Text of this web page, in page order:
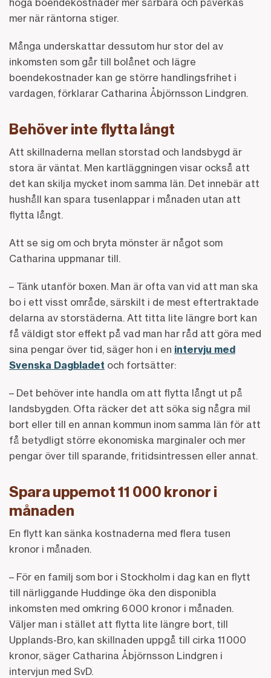
mer när räntorna stiger.
Många underskattar dessutom hur stor del av
inkomsten som går till bolånet och lägre
boendekostnader kan ge större handlingsfrihet i
vardagen, förklarar Catharina Åbjörnsson Lindgren.
Behöver inte flytta långt
Att skillnaderna mellan storstad och landsbygd är
stora är väntat. Men kartläggningen visar också att
det kan skilja mycket inom samma län. Det innebär att
hushåll kan spara tusenlappar i månaden utan att
flytta långt.
Att se sig om och bryta mönster är något som
Catharina uppmanar till.
– Tänk utanför boxen. Man är ofta van vid att man ska
bo i ett visst område, särskilt i de mest eftertraktade
delarna av storstäderna. Att titta lite längre bort kan
få väldigt stor effekt på vad man har råd att göra med
sina pengar över tid, säger hon i en intervju med
Svenska Dagbladet och fortsätter:
– Det behöver inte handla om att flytta långt ut på
landsbygden. Ofta räcker det att söka sig några mil
bort eller till en annan kommun inom samma län för att
få betydligt större ekonomiska marginaler och mer
pengar över till sparande, fritidsintressen eller annat.
Spara uppemot 11 000 kronor i
månaden
En flytt kan sänka kostnaderna med flera tusen
kronor i månaden.
– För en familj som bor i Stockholm i dag kan en flytt
till närliggande Huddinge öka den disponibla
inkomsten med omkring 6 000 kronor i månaden.
Väljer man i stället att flytta lite längre bort, till
Upplands-Bro, kan skillnaden uppgå till cirka 11 000
kronor, säger Catharina Åbjörnsson Lindgren i
intervjun med SvD.